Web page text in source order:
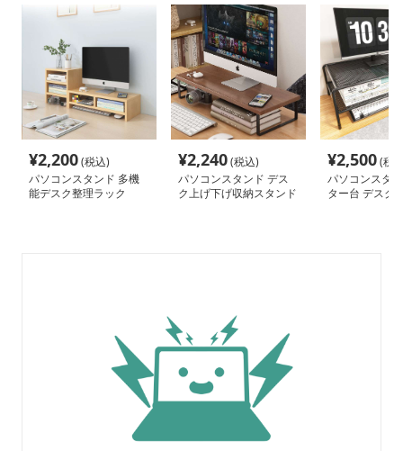
¥2,200(税込)
パソコンスタンド 多機
能デスク整理ラック
¥2,240(税込)
パソコンスタンド デス
ク上げ下げ収納スタンド
¥2,500(税
パソコンスタ
ター台 デスク